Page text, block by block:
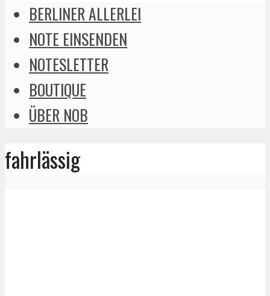
BERLINER ALLERLEI
NOTE EINSENDEN
NOTESLETTER
BOUTIQUE
ÜBER NOB
fahrlässig